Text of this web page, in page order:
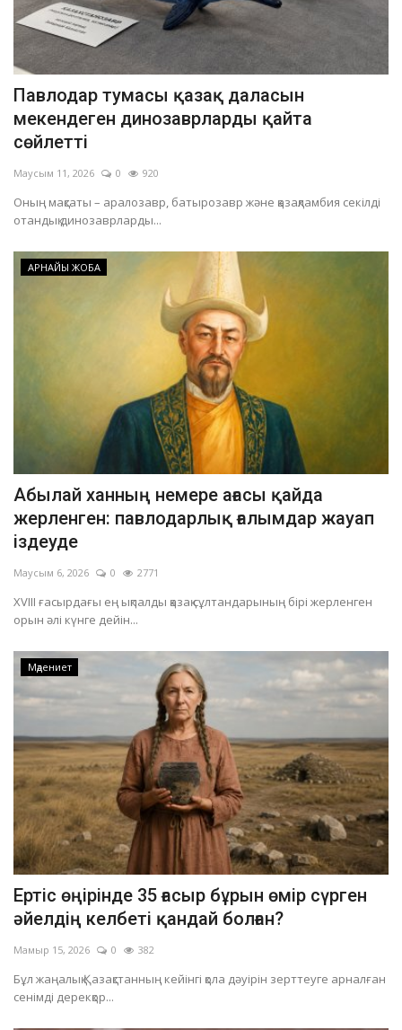
Павлодар тумасы қазақ даласын
мекендеген динозаврларды қайта
сөйлетті
Маусым 11, 2026 0 920
Оның мақсаты – аралозавр, батырозавр және қазақламбия секілді
отандық динозаврларды...
АРНАЙЫ ЖОБА
Абылай ханның немере ағасы қайда
жерленген: павлодарлық ғалымдар жауап
іздеуде
Маусым 6, 2026 0 2771
XVIII ғасырдағы ең ықпалды қазақ сұлтандарының бірі жерленген
орын әлі күнге дейін...
Мәдениет
Ертіс өңірінде 35 ғасыр бұрын өмір сүрген
әйелдің келбеті қандай болған?
Мамыр 15, 2026 0 382
Бұл жаңалық Қазақстанның кейінгі қола дәуірін зерттеуге арналған
сенімді дерекқор...